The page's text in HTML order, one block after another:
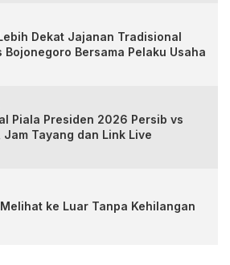
Dekat Jajanan Tradisional
Bojonegoro Bersama Pelaku Usaha
Piala Presiden 2026 Persib vs
Jam Tayang dan Link Live
ke Luar Tanpa Kehilangan